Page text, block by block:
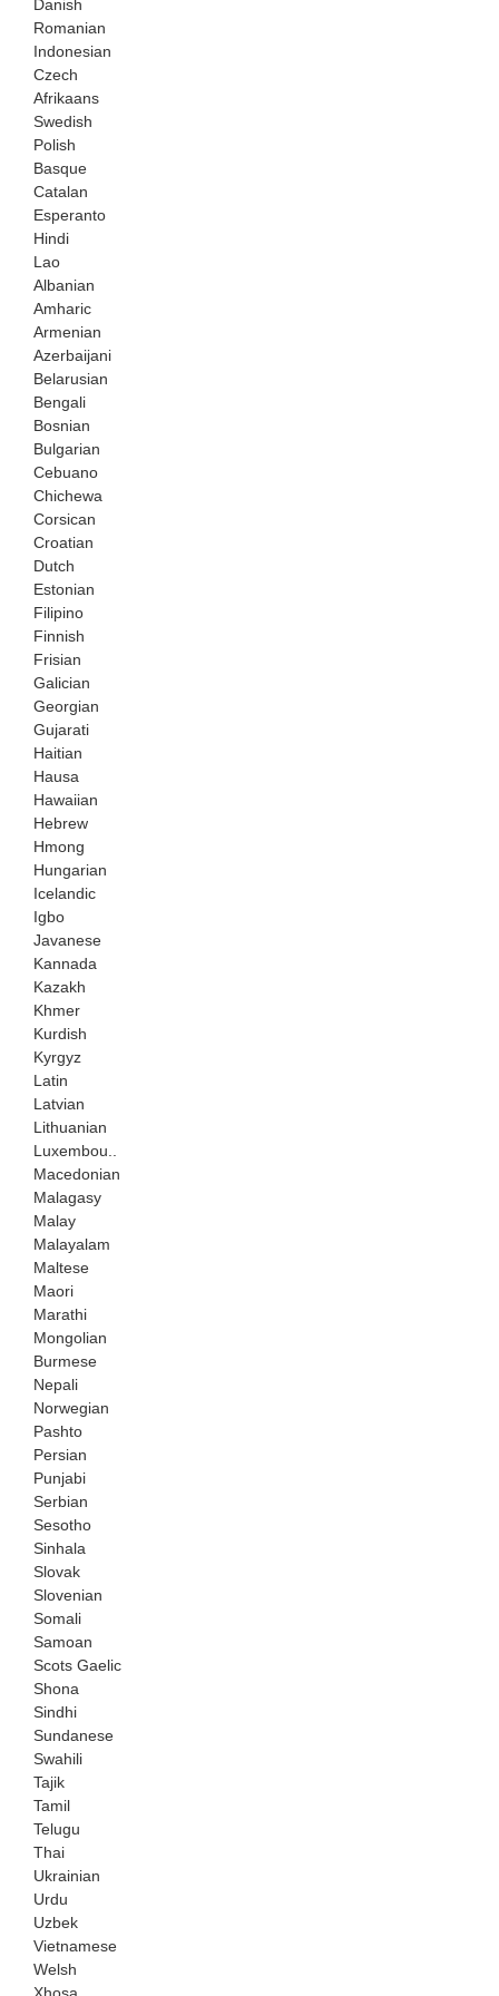
Danish
Romanian
Indonesian
Czech
Afrikaans
Swedish
Polish
Basque
Catalan
Esperanto
Hindi
Lao
Albanian
Amharic
Armenian
Azerbaijani
Belarusian
Bengali
Bosnian
Bulgarian
Cebuano
Chichewa
Corsican
Croatian
Dutch
Estonian
Filipino
Finnish
Frisian
Galician
Georgian
Gujarati
Haitian
Hausa
Hawaiian
Hebrew
Hmong
Hungarian
Icelandic
Igbo
Javanese
Kannada
Kazakh
Khmer
Kurdish
Kyrgyz
Latin
Latvian
Lithuanian
Luxembou..
Macedonian
Malagasy
Malay
Malayalam
Maltese
Maori
Marathi
Mongolian
Burmese
Nepali
Norwegian
Pashto
Persian
Punjabi
Serbian
Sesotho
Sinhala
Slovak
Slovenian
Somali
Samoan
Scots Gaelic
Shona
Sindhi
Sundanese
Swahili
Tajik
Tamil
Telugu
Thai
Ukrainian
Urdu
Uzbek
Vietnamese
Welsh
Xhosa